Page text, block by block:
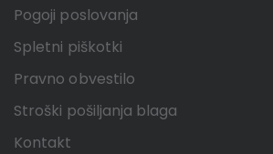
Pogoji poslovanja
Spletni piškotki
Pravno obvestilo
Stroški pošiljanja blaga
Kontakt